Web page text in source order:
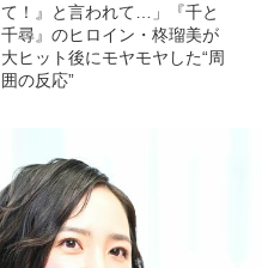
て！』と言われて…」『千と
千尋』のヒロイン・柊瑠美が
大ヒット後にモヤモヤした“周
囲の反応”